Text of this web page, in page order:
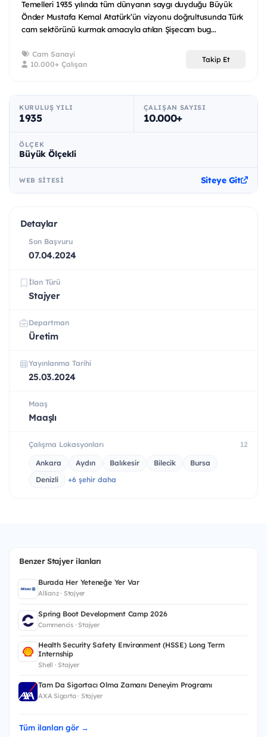
Temelleri 1935 yılında tüm dünyanın saygı duyduğu Büyük
Önder Mustafa Kemal Atatürk’ün vizyonu doğrultusunda Türk
cam sektörünü kurmak amacıyla atılan Şişecam bug...
Cam Sanayi
10.000+ Çalışan
Takip Et
KURULUŞ YILI
1935
ÇALIŞAN SAYISI
10.000+
ÖLÇEK
Büyük Ölçekli
WEB SITESI Siteye Git
Detaylar
Son Başvuru
07.04.2024
İlan Türü
Stajyer
Departman
Üretim
Yayınlanma Tarihi
25.03.2024
Maaş
Maaşlı
Çalışma Lokasyonları 12
Ankara Aydın Balıkesir Bilecik
Bursa
Denizli
+6 şehir daha
Benzer Stajyer ilanları
Burada Her Yeteneğe Yer Var
Allianz · Stajyer
Spring Boot Development Camp 2026
Commencis · Stajyer
Health Security Safety Environment (HSSE) Long Term
Internship
Shell · Stajyer
Tam Da Sigortacı Olma Zamanı Deneyim Programı
AXA Sigorta · Stajyer
Tüm ilanları gör →